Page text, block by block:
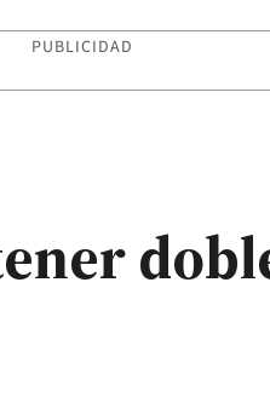
PUBLICIDAD